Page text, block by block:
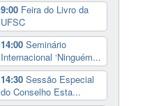
9:00 Feira do Livro da
UFSC
14:00 Seminário
Internacional ‘Ninguém...
14:30 Sessão Especial
do Conselho Esta...